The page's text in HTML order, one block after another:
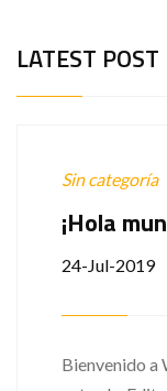
LATEST POST
Sin categoría
¡Hola
24-Jul-2019
Bienvenido a